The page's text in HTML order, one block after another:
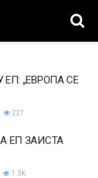
„ЕВРОПА СЕ
227
ЕП ЗАИСТА
1.3K